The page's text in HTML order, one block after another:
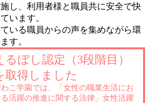
し、利用者様と職員共に安全で快
います。
いる職員からの声を集めながら環
す。
るぼし認定（3段階目）
取得しました
わこ学園では、「女性の職業生活にお
る活躍の推進に関する法律」女性活躍